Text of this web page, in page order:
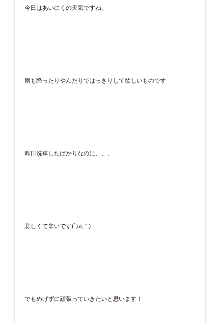
今日はあいにくの天気ですね。
雨も降ったりやんだりではっきりして欲しいものです
昨日洗車したばかりなのに、、、
悲しくて辛いです(´;ω;｀)
でもめげずに頑張っていきたいと思います！